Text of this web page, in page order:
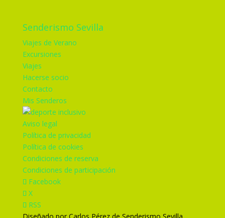
Senderismo Sevilla
Viajes de Verano
Excursiones
Viajes
Hacerse socio
Contacto
Mis Senderos
Aviso legal
Política de privacidad
Política de cookies
Condiciones de reserva
Condiciones de participación
Facebook
X
RSS